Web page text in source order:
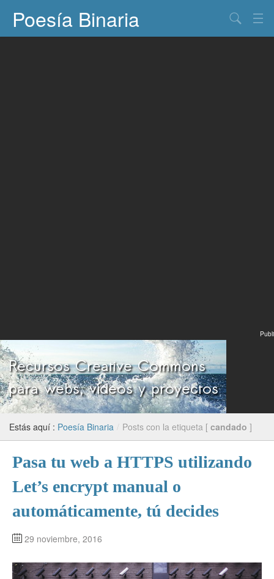
Poesía Binaria
Publi
Estás aquí : Poesía Binaria / Posts con la etiqueta [ candado ]
Pasa tu web a HTTPS utilizando
Let’s encrypt manual o
automáticamente, tú decides
29 noviembre, 2016